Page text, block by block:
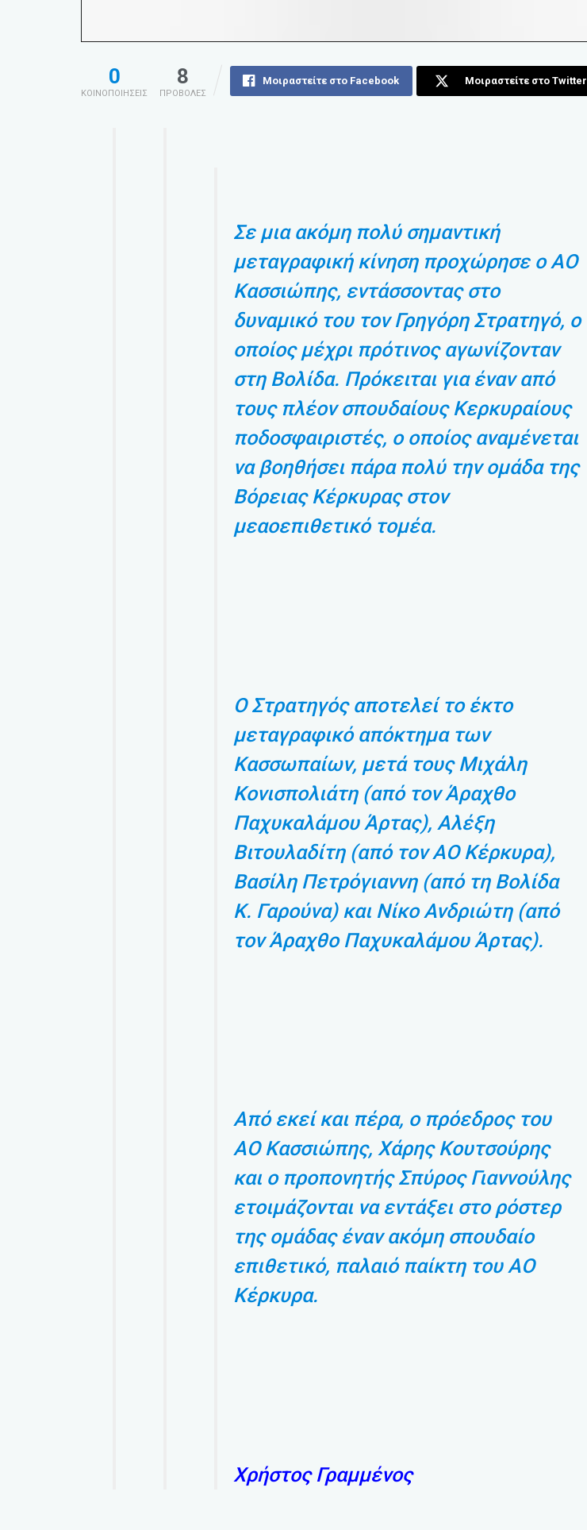
0
ΚΟΙΝΟΠΟΙΗΣΕΙΣ
8
ΠΡΟΒΟΛΕΣ
Μοιραστείτε στο Facebook Μοιραστείτε στο Twitter
Σε μια ακόμη πολύ σημαντική
μεταγραφική κίνηση προχώρησε ο ΑΟ
Κασσιώπης, εντάσσοντας στο
δυναμικό του τον Γρηγόρη Στρατηγό, ο
οποίος μέχρι πρότινος αγωνίζονταν
στη Βολίδα. Πρόκειται για έναν από
τους πλέον σπουδαίους Κερκυραίους
ποδοσφαιριστές, ο οποίος αναμένεται
να βοηθήσει πάρα πολύ την ομάδα της
Βόρειας Κέρκυρας στον
μεαοεπιθετικό τομέα.
Ο Στρατηγός αποτελεί το έκτο
μεταγραφικό απόκτημα των
Κασσωπαίων, μετά τους Μιχάλη
Κονισπολιάτη (από τον Άραχθο
Παχυκαλάμου Άρτας), Αλέξη
Βιτουλαδίτη (από τον ΑΟ Κέρκυρα),
Βασίλη Πετρόγιαννη (από τη Βολίδα
Κ. Γαρούνα) και Νίκο Ανδριώτη (από
τον Άραχθο Παχυκαλάμου Άρτας).
Από εκεί και πέρα, ο πρόεδρος του
ΑΟ Κασσιώπης, Χάρης Κουτσούρης
και ο προπονητής Σπύρος Γιαννούλης
ετοιμάζονται να εντάξει στο ρόστερ
της ομάδας έναν ακόμη σπουδαίο
επιθετικό, παλαιό παίκτη του ΑΟ
Κέρκυρα.
Χρήστος Γραμμένος